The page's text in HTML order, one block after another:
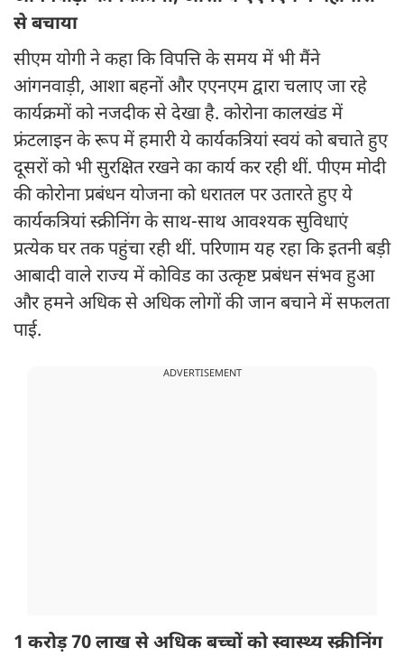
से बचाया
सीएम योगी ने कहा कि विपत्ति के समय में भी मैंने
आंगनवाड़ी, आशा बहनों और एएनएम द्वारा चलाए जा रहे
कार्यक्रमों को नजदीक से देखा है. कोरोना कालखंड में
फ्रंटलाइन के रूप में हमारी ये कार्यकत्रियां स्वयं को बचाते हुए
दूसरों को भी सुरक्षित रखने का कार्य कर रही थीं. पीएम मोदी
की कोरोना प्रबंधन योजना को धरातल पर उतारते हुए ये
कार्यकत्रियां स्क्रीनिंग के साथ-साथ आवश्यक सुविधाएं
प्रत्येक घर तक पहुंचा रही थीं. परिणाम यह रहा कि इतनी बड़ी
आबादी वाले राज्य में कोविड का उत्कृष्ट प्रबंधन संभव हुआ
और हमने अधिक से अधिक लोगों की जान बचाने में सफलता
पाई.
ADVERTISEMENT
1 करोड़ 70 लाख से अधिक बच्चों को स्वास्थ्य स्क्रीनिंग